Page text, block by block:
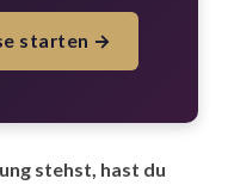
starten →
stehst, hast du